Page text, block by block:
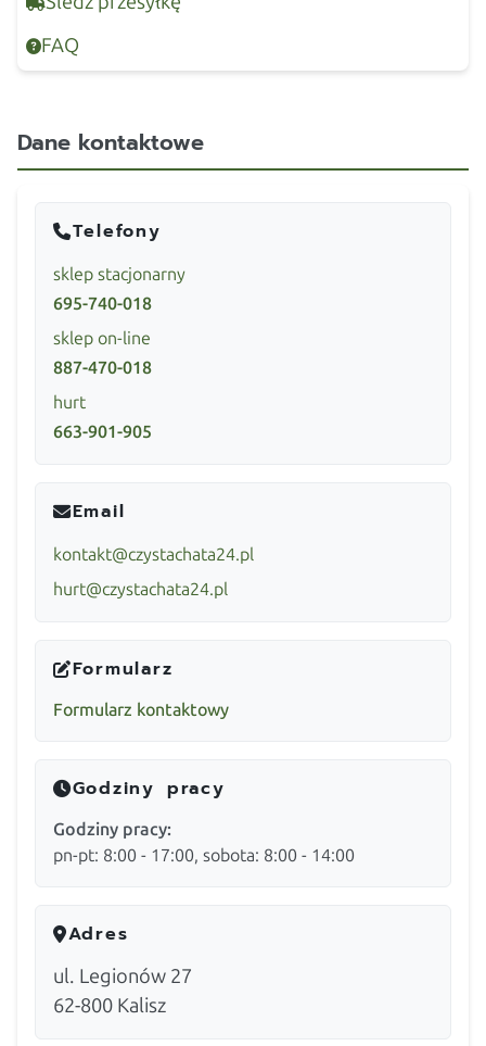
FAQ
Dane kontaktowe
Telefony
sklep stacjonarny
695-740-018
sklep on-line
887-470-018
hurt
663-901-905
Email
kontakt@czystachata24.pl
hurt@czystachata24.pl
Formularz
Formularz kontaktowy
Godziny pracy
Godziny pracy:
pn-pt: 8:00 - 17:00, sobota: 8:00 - 14:00
Adres
ul. Legionów 27
62-800 Kalisz